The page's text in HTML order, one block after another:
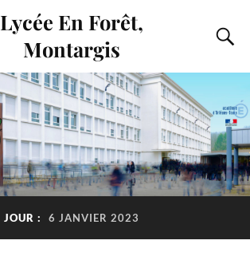
Lycée En Forêt,
Montargis
JOUR : 6 JANVIER 2023